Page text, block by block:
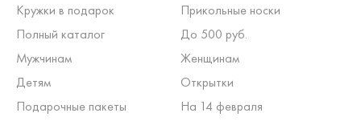
Кружки в подарок
Прикольные носки
Полный каталог
До 500 руб.
Мужчинам
Женщинам
Детям
Открытки
Подарочные пакеты
На 14 февраля